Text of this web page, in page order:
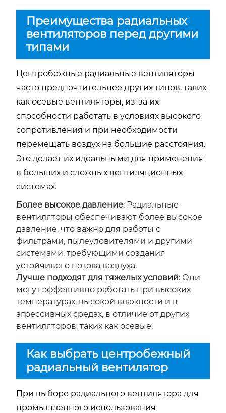
Преимущества радиальных
вентиляторов перед другими
типами
Центробежные радиальные вентиляторы
часто предпочтительнее других типов, таких
как осевые вентиляторы, из-за их
способности работать в условиях высокого
сопротивления и при необходимости
перемещать воздух на большие расстояния.
Это делает их идеальными для применения
в больших и сложных вентиляционных
системах.
Более высокое давление: Радиальные
вентиляторы обеспечивают более высокое
давление, что важно для работы с
фильтрами, пылеуловителями и другими
системами, требующими создания
устойчивого потока воздуха.
Лучше подходят для тяжелых условий: Они
могут эффективно работать при высоких
температурах, высокой влажности и в
агрессивных средах, в отличие от других
вентиляторов, таких как осевые.
Как выбрать центробежный
радиальный вентилятор
При выборе радиального вентилятора для
промышленного использования